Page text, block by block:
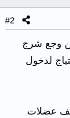
#2
وجع شرج
لدخول
عضلات